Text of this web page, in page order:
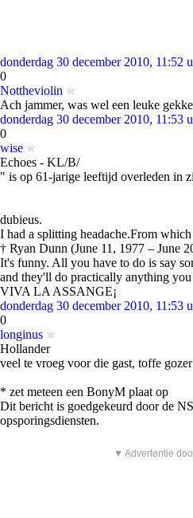
donderdag 30 december 2010, 11:52
0
Nottheviolin
Ach jammer, was wel een leuke
donderdag 30 december 2010, 11:53
0
wise
Echoes - KL/B/
" is op 61-jarige leeftijd overleden in
dubieus.
I had a splitting headache.From
† Ryan Dunn (June 11, 1977 – June
It's funny. All you have to do is say
and they'll do practically anything
VIVA LA ASSANGE¡
donderdag 30 december 2010, 11:53
0
longinus
Hollander
veel te vroeg voor die gast, toffe
* zet meteen een BonyM plaat op
Dit bericht is goedgekeurd door de
opsporingsdiensten.
▼ Advertentie